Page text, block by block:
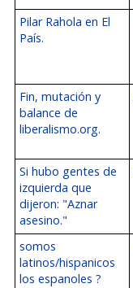
Pilar Rahola en El
País.
Fin, mutación y
balance de
liberalismo.org.
Si hubo gentes de
izquierda que
dijeron: "Aznar
asesino."
somos
latinos/hispanicos
los espanoles ?